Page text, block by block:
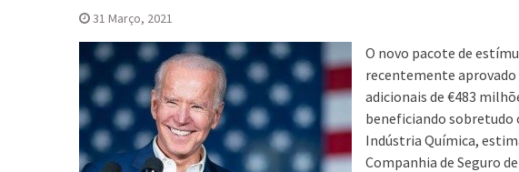
31 Março, 2021
O novo pacote de
recentemente
adicionais de €483
beneficiando sobretudo
Indústria Química,
Companhia de Seguro